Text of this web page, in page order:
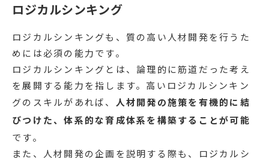
ロジカルシンキング
ロジカルシンキングも、質の高い人材開発を行うた
めには必須の能力です。
ロジカルシンキングとは、論理的に筋道だった考え
を展開する能力を指します。高いロジカルシンキン
グのスキルがあれば、 人材開発の施策を有機的に結
びつけた、体系的な育成体系を構築することが可能
です。
また、人材開発の企画を説明する際も、ロジカルシ